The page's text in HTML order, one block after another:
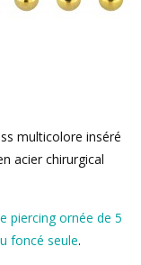
multicolore inséré
acier chirurgical
piercing ornée de 5
foncé seule.